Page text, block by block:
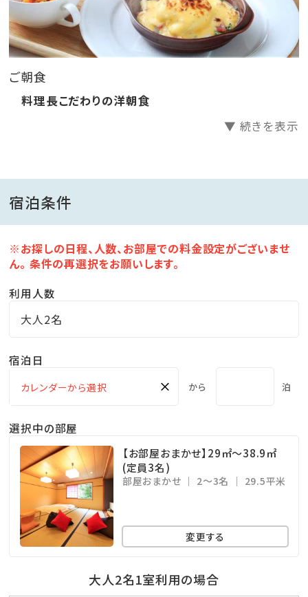
※事前予告なくビュッフェに変更する場合がございま
す
●温泉大浴場
・群馬県幡谷温泉の運び湯
●貸切岩盤浴
40分／1組 2,200円（税込）
●無料送迎（中軽井沢駅 ⇔ ゆとりろ軽井沢ホテル）
発着地：中軽井沢駅南口の階段前ロータリー
※乗車定員に限りがありますのでお早めにご予約下
※2026年6月1日より、年齢にかかわらず宿泊税が別
※事前予約サービス(モバイルオーダー)にてご予約
が可能です
※チェックイン予定時刻から3時間を過ぎてもご連絡
がない場合は、
お客様都合によるお取消とさせて頂きますのでご
了承ください
1階のお部屋をご希望の方は和室、和洋室、ハリウ
ご朝食
料理長こだわりの洋朝食
▼ 続きを表示
宿泊条件
※お探しの日程、人数、お部屋での料金設定がございませ
ん。 条件の再選択をお願いします。
利用人数
大人2名
宿泊日
× から 泊
選択中の部屋
【お部屋おまかせ】29㎡～38.9㎡
(定員3名)
部屋おまかせ 2～3名 29.5平米
変更する
大人2名1室利用の場合